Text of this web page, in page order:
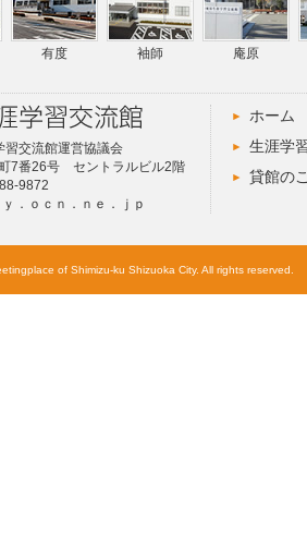
有度 袖師 庵原
習交流館運営協議会
7番26号 セントラルビル2階
9872
．ｏｃｎ．ｎｅ．ｊｐ
ホーム
生涯学
貸館の
of Shimizu-ku Shizuoka City. All rights reserved.